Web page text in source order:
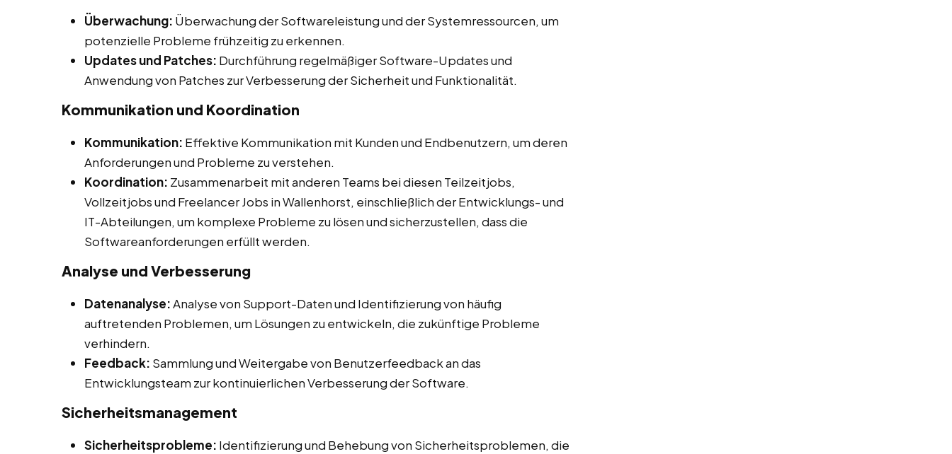
Überwachung: Überwachung der Softwareleistung und der Systemressourcen, um
potenzielle Probleme frühzeitig zu erkennen.
Updates und Patches: Durchführung regelmäßiger Software-Updates und
Anwendung von Patches zur Verbesserung der Sicherheit und Funktionalität.
Kommunikation und Koordination
Kommunikation: Effektive Kommunikation mit Kunden und Endbenutzern, um deren
Anforderungen und Probleme zu verstehen.
Koordination: Zusammenarbeit mit anderen Teams bei diesen Teilzeitjobs,
Vollzeitjobs und Freelancer Jobs in Wallenhorst, einschließlich der Entwicklungs- und
IT-Abteilungen, um komplexe Probleme zu lösen und sicherzustellen, dass die
Softwareanforderungen erfüllt werden.
Analyse und Verbesserung
Datenanalyse:Analyse von Support-Daten und Identifizierung von häufig
auftretenden Problemen, um Lösungen zu entwickeln, die zukünftige Probleme
verhindern.
Feedback: Sammlung und Weitergabe von Benutzerfeedback an das
Entwicklungsteam zur kontinuierlichen Verbesserung der Software.
Sicherheitsmanagement
Sicherheitsprobleme: Identifizierung und Behebung von Sicherheitsproblemen, die